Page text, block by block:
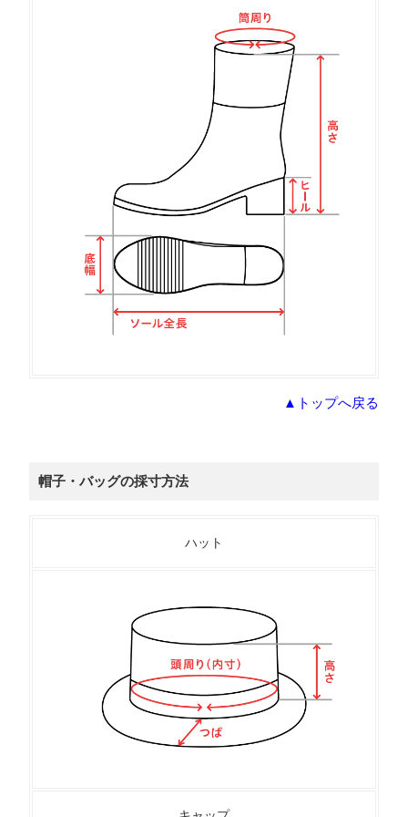
▲トップへ戻る
帽子・バッグの採寸方法
ハット